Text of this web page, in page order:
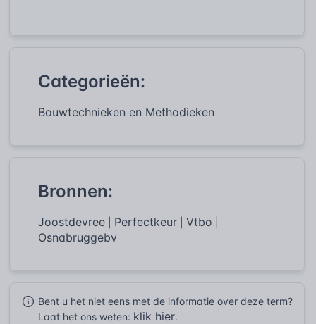
Categorieën:
Bouwtechnieken en Methodieken
Bronnen:
Joostdevree Perfectkeur Vtbo
Osnabruggebv
Bent u het niet eens met de informatie over deze term?
Laat het ons weten: klik hier.